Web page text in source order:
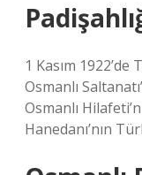
1 Kasım
Osmanlı
Osmanlı
Hanedanı’nın